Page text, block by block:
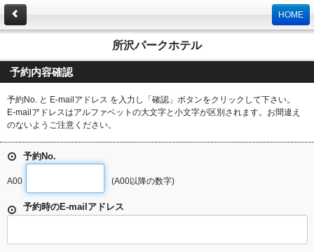
HOME
所沢パークホテル
予約内容確認
予約No. と E-mailアドレス を入力し「確認」ボタンをクリックして下さい。
E-mailアドレスはアルファベットの大文字と小文字が区別されます。お間違え
のないようご注意ください。
予約No.
A00 (A00以降の数字)
予約時のE-mailアドレス